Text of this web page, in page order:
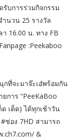
บการร่วมกิจกรรม
ำนวน 25 รางวัล
16.00 น. ทาง FB
:Peekaboo
กที่จะมาจ๊ะเอ๋พร้อมกัน
การ “PeeKaBoo
ด เด็ด) ได้ทุกเช้าวัน
ช่อง 7HD สามารถ
&